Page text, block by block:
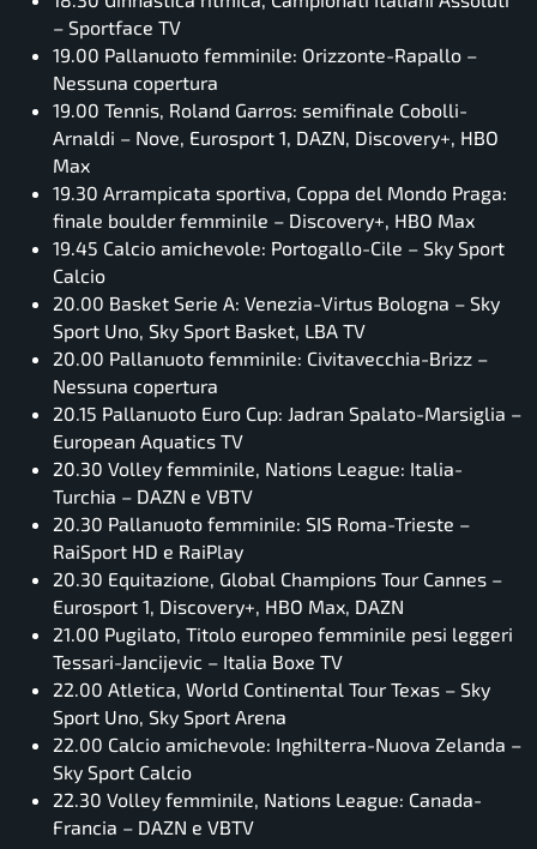
– Sportface TV
19.00 Pallanuoto femminile: Orizzonte-Rapallo –
Nessuna copertura
19.00 Tennis, Roland Garros: semifinale Cobolli-
Arnaldi – Nove, Eurosport 1, DAZN, Discovery+, HBO
Max
19.30 Arrampicata sportiva, Coppa del Mondo Praga:
finale boulder femminile – Discovery+, HBO Max
19.45 Calcio amichevole: Portogallo-Cile – Sky Sport
Calcio
20.00 Basket Serie A: Venezia-Virtus Bologna – Sky
Sport Uno, Sky Sport Basket, LBA TV
20.00 Pallanuoto femminile: Civitavecchia-Brizz –
Nessuna copertura
20.15 Pallanuoto Euro Cup: Jadran Spalato-Marsiglia –
European Aquatics TV
20.30 Volley femminile, Nations League: Italia-
Turchia – DAZN e VBTV
20.30 Pallanuoto femminile: SIS Roma-Trieste –
RaiSport HD e RaiPlay
20.30 Equitazione, Global Champions Tour Cannes –
Eurosport 1, Discovery+, HBO Max, DAZN
21.00 Pugilato, Titolo europeo femminile pesi leggeri
Tessari-Jancijevic – Italia Boxe TV
22.00 Atletica, World Continental Tour Texas – Sky
Sport Uno, Sky Sport Arena
22.00 Calcio amichevole: Inghilterra-Nuova Zelanda –
Sky Sport Calcio
22.30 Volley femminile, Nations League: Canada-
Francia – DAZN e VBTV